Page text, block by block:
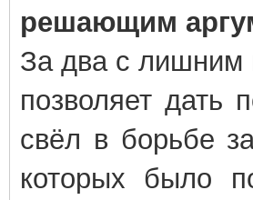
решающим
За два с лишним
позволяет дать
свёл в борьбе
которых было